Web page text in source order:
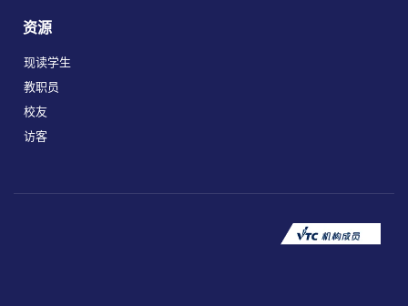
资源
现读学生
教职员
校友
访客